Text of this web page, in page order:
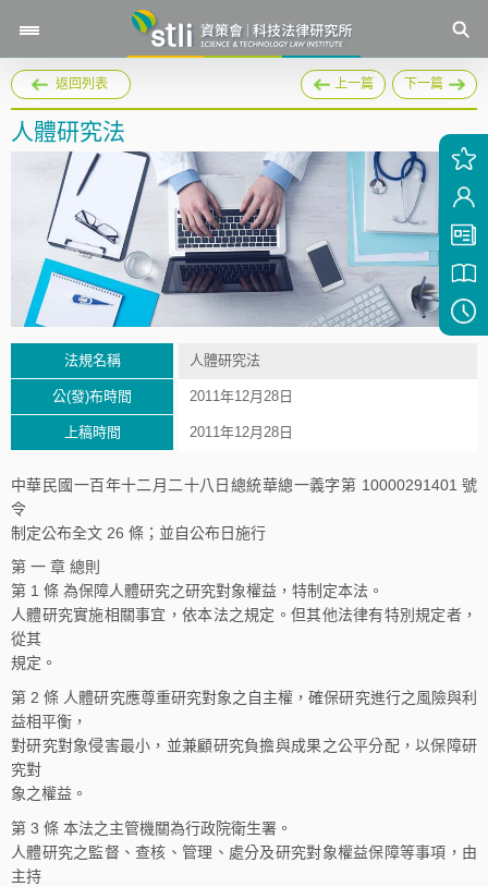
返回列表 上一篇 下一篇
人體研究法
法規名稱 人體研究法
公(發)布時間 2011年12月28日
上稿時間 2011年12月28日
中華民國一百年十二月二十八日總統華總一義字第 10000291401 號
令
制定公布全文 26 條；並自公布日施行
第 一 章 總則
第 1 條 為保障人體研究之研究對象權益，特制定本法。
人體研究實施相關事宜，依本法之規定。但其他法律有特別規定者，
從其
規定。
第 2 條 人體研究應尊重研究對象之自主權，確保研究進行之風險與利
益相平衡，
對研究對象侵害最小，並兼顧研究負擔與成果之公平分配，以保障研
究對
象之權益。
第 3 條 本法之主管機關為行政院衛生署。
人體研究之監督、查核、管理、處分及研究對象權益保障等事項，由
主持